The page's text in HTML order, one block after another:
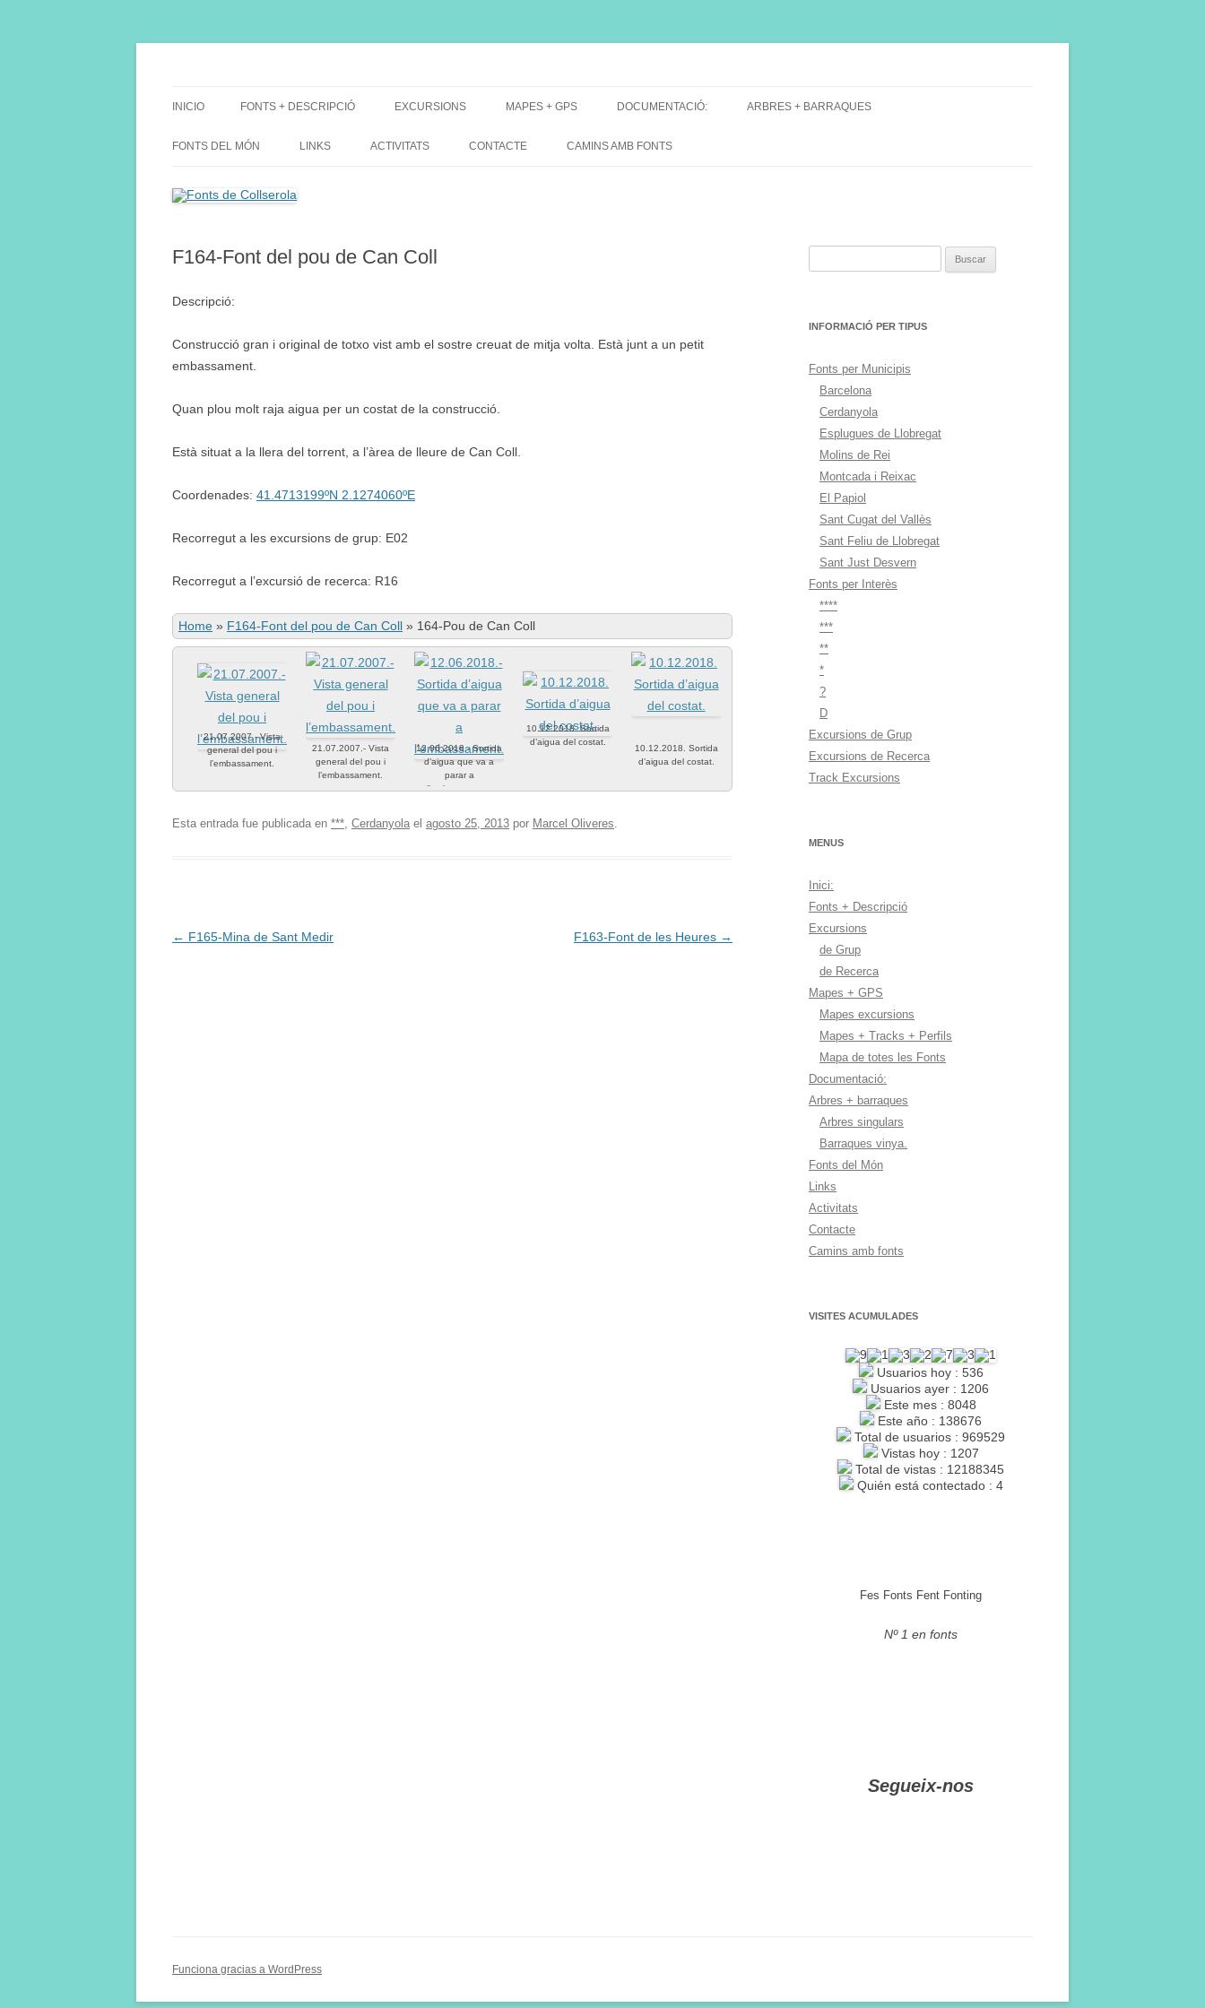
INICIO FONTS + DESCRIPCIÓ EXCURSIONS
DE GRUP
MAPES + GPS
MAPES EXCURSIONS
DOCUMENTACIÓ: ARBRES + BARRAQUES
FONTS DEL MÓN LINKS ACTIVITATS CONTACTE CAMINS AMB FONTS
F164-Font del pou de Can Coll
Descripció:
Construcció gran i original de totxo vist amb el sostre creuat de mitja volta. Està junt a un petit
embassament.
Quan plou molt raja aigua per un costat de la construcció.
Està situat a la llera del torrent, a l’àrea de lleure de Can Coll.
Coordenades: 41.4713199ºN 2.1274060ºE
Recorregut a les excursions de grup: E02
Recorregut a l’excursió de recerca: R16
Home » F164-Font del pou de Can Coll » 164-Pou de Can Coll
21.07.2007.- Vista
general del pou i
l’embassament.
21.07.2007.- Vista
general del pou i
l’embassament.
12.06.2018.- Sortida
d’aigua que va a
parar a
l’embassament.
10.12.2018. Sortida
d’aigua del costat.
10.12.2018. Sortida
d’aigua del costat.
Esta entrada fue publicada en ***, Cerdanyola el agosto 25, 2013 por Marcel Oliveres.
Navegación
← F165-Mina de Sant Medir F163-Font de les Heures →
INFORMACIÓ PER TIPUS
Fonts per Municipis
Barcelona
Cerdanyola
Esplugues de Llobregat
Molins de Rei
Montcada i Reixac
El Papiol
Sant Cugat del Vallès
Sant Feliu de Llobregat
Sant Just Desvern
Fonts per Interès
****
***
**
*
?
D
Excursions de Grup
Excursions de Recerca
Track Excursions
MENUS
Inici:
Fonts + Descripció
Excursions
de Grup
de Recerca
Mapes + GPS
Mapes excursions
Mapes + Tracks + Perfils
Mapa de totes les Fonts
Documentació:
Arbres + barraques
Arbres singulars
Barraques vinya.
Fonts del Món
Links
Activitats
Contacte
Camins amb fonts
VISITES ACUMULADES
Usuarios hoy : 536
Usuarios ayer : 1206
Este mes : 8048
Este año : 138676
Total de usuarios : 969529
Vistas hoy : 1207
Total de vistas : 12188345
Quién está contectado : 4
Fes Fonts Fent Fonting
Nº 1 en fonts
Segueix-nos
Funciona gracias a WordPress